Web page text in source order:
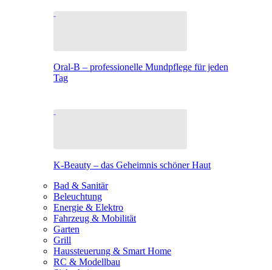
Oral-B – professionelle Mundpflege für jeden
Tag
K-Beauty – das Geheimnis schöner Haut
Bad & Sanitär
Beleuchtung
Energie & Elektro
Fahrzeug & Mobilität
Garten
Grill
Haussteuerung & Smart Home
RC & Modellbau